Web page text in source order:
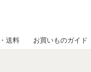
送料 お買いものガイド